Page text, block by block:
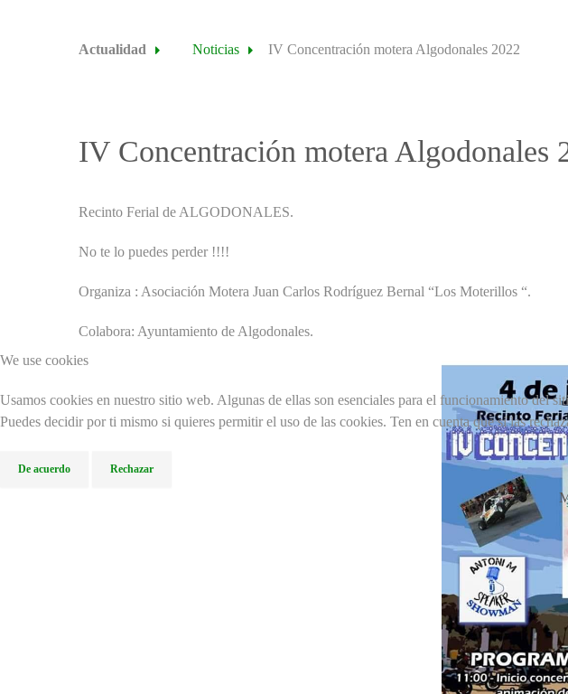
Actualidad Noticias IV Concentración motera Algodonales 2022
IV Concentración motera Algodonales
Recinto Ferial de ALGODONALES.
No te lo puedes perder !!!!
Organiza : Asociación Motera Juan Carlos Rodríguez Bernal “Los Moterillos “.
Colabora: Ayuntamiento de Algodonales.
We use cookies
Usamos cookies en nuestro sitio web. Algunas de ellas son esenciales para el funcionamiento del
Puedes decidir por ti mismo si quieres permitir el uso de las cookies. Ten en cuenta que si las
De acuerdo Rechazar